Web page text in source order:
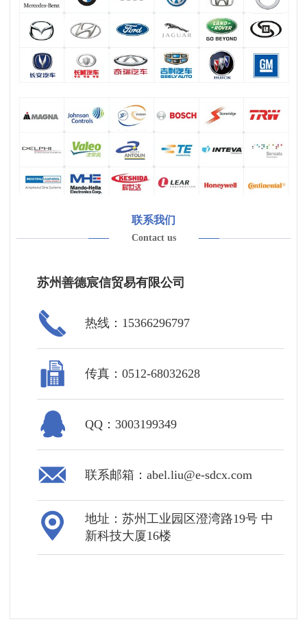
联系我们
Contact us
苏州善德宸信贸易有限公司
热线：15366296797
传真：0512-68032628
QQ：3003199349
联系邮箱：abel.liu@e-sdcx.com
地址：苏州工业园区澄湾路19号 中
新科技大厦16楼